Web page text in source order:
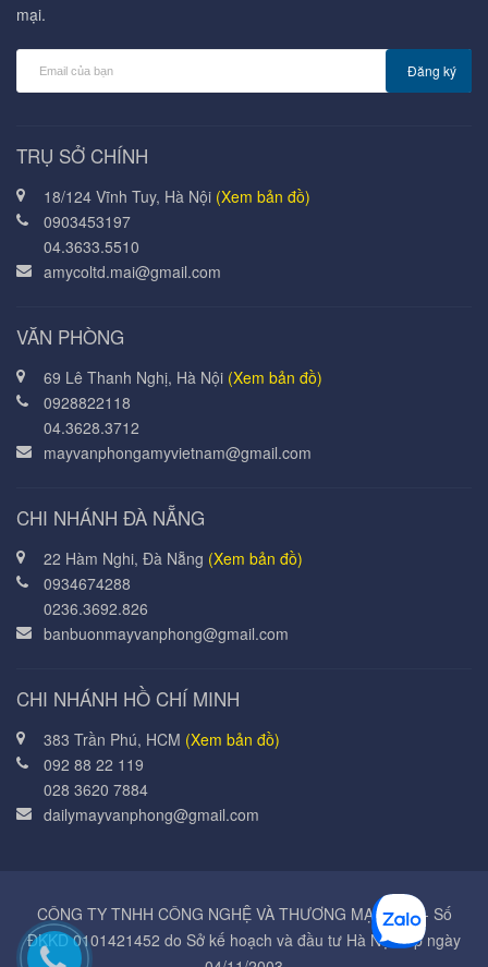
mại.
Đăng ký
TRỤ SỞ CHÍNH
18/124 Vĩnh Tuy, Hà Nội (Xem bản đồ)
0903453197
04.3633.5510
amycoltd.mai@gmail.com
VĂN PHÒNG
69 Lê Thanh Nghị, Hà Nội (Xem bản đồ)
0928822118
04.3628.3712
mayvanphongamyvietnam@gmail.com
CHI NHÁNH ĐÀ NẴNG
22 Hàm Nghi, Đà Nẵng (Xem bản đồ)
0934674288
0236.3692.826
banbuonmayvanphong@gmail.com
CHI NHÁNH HỒ CHÍ MINH
383 Trần Phú, HCM (Xem bản đồ)
092 88 22 119
028 3620 7884
dailymayvanphong@gmail.com
CÔNG TY TNHH CÔNG NGHỆ VÀ THƯƠNG MẠI Á MỸ - Số
ĐKKD 0101421452 do Sở kế hoạch và đầu tư Hà Nội cấp ngày